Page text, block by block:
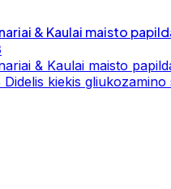
& Kaulai maisto
& Kaulai maisto
kiekis gliukozamino